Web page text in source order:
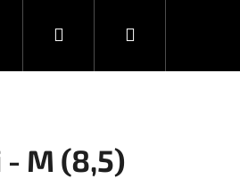
& DES DÁRKOVÉ
PřihlášeníNákupní
M (8,5)